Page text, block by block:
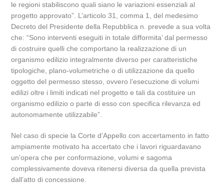
le regioni stabiliscono quali siano le variazioni essenziali al
progetto approvato”. L’articolo 31, comma 1, del medesimo
Decreto del Presidente della Repubblica n. prevede a sua volta
che: “Sono interventi eseguiti in totale difformita’ dal permesso
di costruire quelli che comportano la realizzazione di un
organismo edilizio integralmente diverso per caratteristiche
tipologiche, plano-volumetriche o di utilizzazione da quello
oggetto del permesso stesso, ovvero l’esecuzione di volumi
edilizi oltre i limiti indicati nel progetto e tali da costituire un
organismo edilizio o parte di esso con specifica rilevanza ed
autonomamente utilizzabile”.
Nel caso di specie la Corte d’Appello con accertamento in fatto
ampiamente motivato ha accertato che i lavori riguardavano
un’opera che per conformazione, volumi e sagoma
complessivamente doveva ritenersi diversa da quella prevista
dall’atto di concessione.